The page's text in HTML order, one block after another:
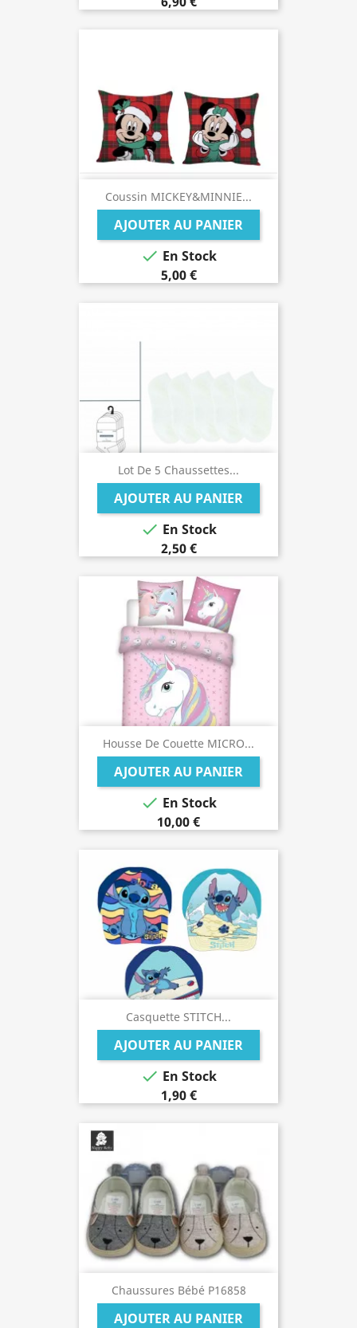
Coussin MICKEY&MINNIE...
AJOUTER AU PANIER
 En Stock
5,00 €
Lot De 5 Chaussettes...
AJOUTER AU PANIER
 En Stock
2,50 €
Housse De Couette MICRO...
AJOUTER AU PANIER
 En Stock
10,00 €
Casquette STITCH...
AJOUTER AU PANIER
 En Stock
1,90 €
Chaussures Bébé P16858
AJOUTER AU PANIER